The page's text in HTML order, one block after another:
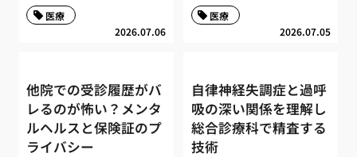
2026.07.06
医療
2026.07.05
医療
他院での受診履歴がバ
レるのが怖い？メンタ
ルヘルスと保険証のプ
ライバシー
自律神経失調症と過呼
吸の深い関係を理解し
総合診療科で精査する
技術